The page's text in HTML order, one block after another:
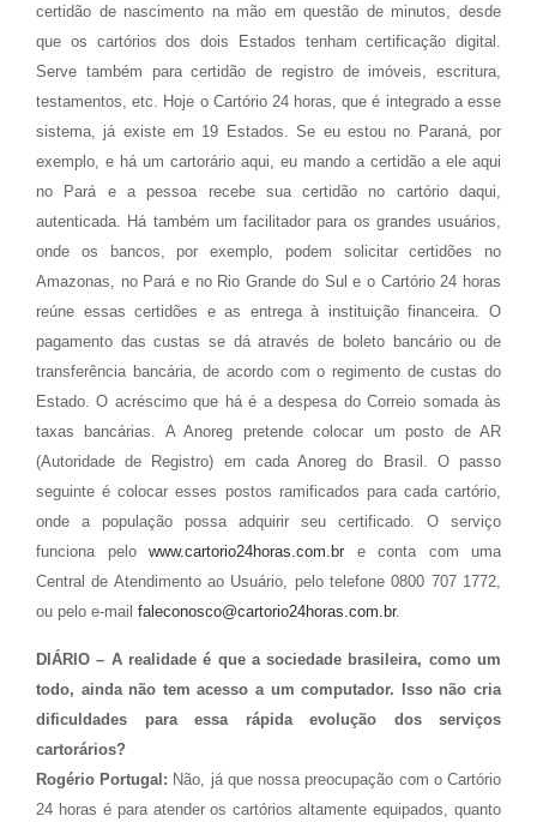
certidão de nascimento na mão em questão de minutos, desde
que os cartórios dos dois Estados tenham certificação digital.
Serve também para certidão de registro de imóveis, escritura,
testamentos, etc. Hoje o Cartório 24 horas, que é integrado a esse
sistema, já existe em 19 Estados. Se eu estou no Paraná, por
exemplo, e há um cartorário aqui, eu mando a certidão a ele aqui
no Pará e a pessoa recebe sua certidão no cartório daqui,
autenticada. Há também um facilitador para os grandes usuários,
onde os bancos, por exemplo, podem solicitar certidões no
Amazonas, no Pará e no Rio Grande do Sul e o Cartório 24 horas
reúne essas certidões e as entrega à instituição financeira. O
pagamento das custas se dá através de boleto bancário ou de
transferência bancária, de acordo com o regimento de custas do
Estado. O acréscimo que há é a despesa do Correio somada às
taxas bancárias. A Anoreg pretende colocar um posto de AR
(Autoridade de Registro) em cada Anoreg do Brasil. O passo
seguinte é colocar esses postos ramificados para cada cartório,
onde a população possa adquirir seu certificado. O serviço
funciona pelo www.cartorio24horas.com.br e conta com uma
Central de Atendimento ao Usuário, pelo telefone 0800 707 1772,
ou pelo e-mail faleconosco@cartorio24horas.com.br.
DIÁRIO – A realidade é que a sociedade brasileira, como um
todo, ainda não tem acesso a um computador. Isso não cria
dificuldades para essa rápida evolução dos serviços
cartorários?
Rogério Portugal: Não, já que nossa preocupação com o Cartório
24 horas é para atender os cartórios altamente equipados, quanto